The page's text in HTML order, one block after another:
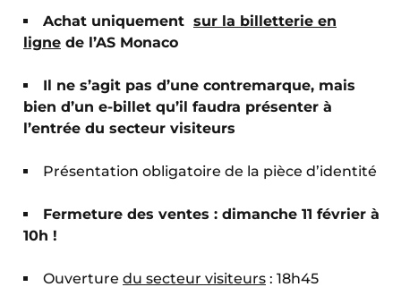
Achat uniquement sur la billetterie en
ligne de l’AS Monaco
Il ne s’agit pas d’une contremarque, mais
bien d’un e-billet qu’il faudra présenter à
l’entrée du secteur visiteurs
Présentation obligatoire de la pièce d’identité
Fermeture des ventes : dimanche 11 février à
10h !
Ouverture du secteur visiteurs : 18h45